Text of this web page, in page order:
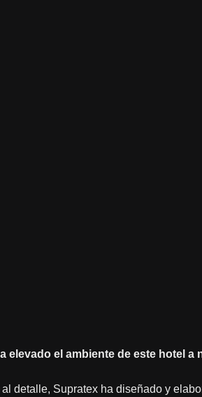
elevado el ambiente de este hotel a
detalle, Supratex ha diseñado y